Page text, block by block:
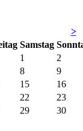
>
Samstag So
1
2
8
9
15
16
22
23
29
30